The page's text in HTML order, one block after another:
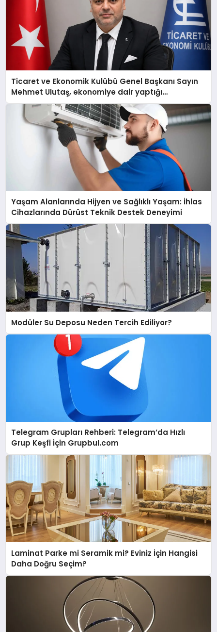
Ticaret ve Ekonomik Kulübü Genel Başkanı Sayın
Mehmet Ulutaş, ekonomiye dair yaptığı
açıklamada şunları kaydetti:
Yaşam Alanlarında Hijyen ve Sağlıklı Yaşam: İhlas
Cihazlarında Dürüst Teknik Destek Deneyimi
Modüler Su Deposu Neden Tercih Ediliyor?
Telegram Grupları Rehberi: Telegram’da Hızlı
Grup Keşfi İçin Grupbul.com
Laminat Parke mi Seramik mi? Eviniz İçin Hangisi
Daha Doğru Seçim?